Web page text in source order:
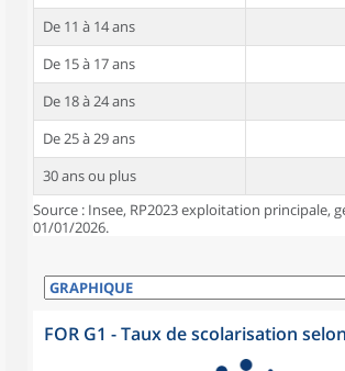
De 11 à 14 ans
De 15 à 17 ans
De 18 à 24 ans
De 25 à 29 ans
30 ans ou plus
Source : Insee, RP2023 exploitation principale,
01/01/2026.
FOR G1 - Taux de scolarisation